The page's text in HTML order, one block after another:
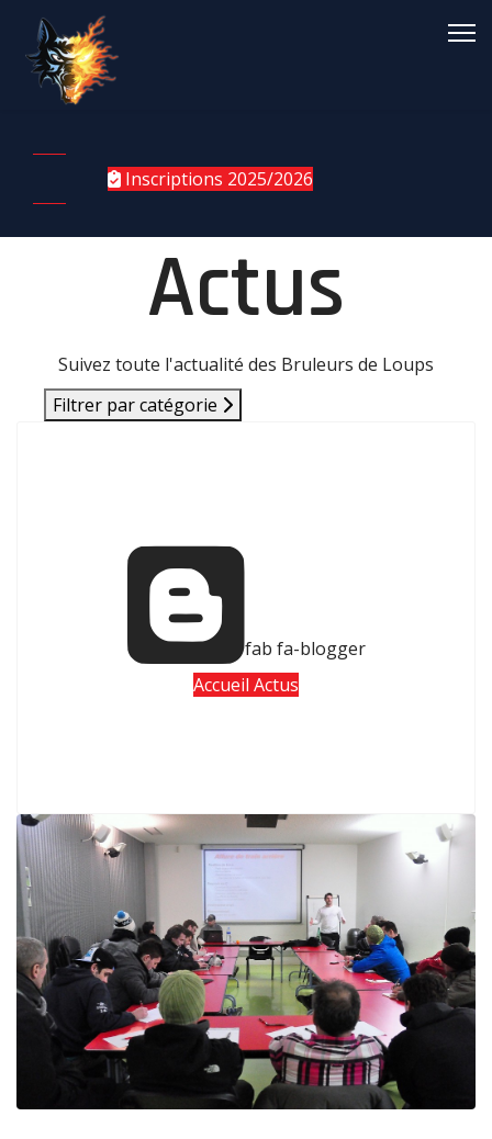
Inscriptions 2025/2026
Actus
Suivez toute l'actualité des Bruleurs de Loups
Filtrer par catégorie
fab fa-blogger
Accueil Actus